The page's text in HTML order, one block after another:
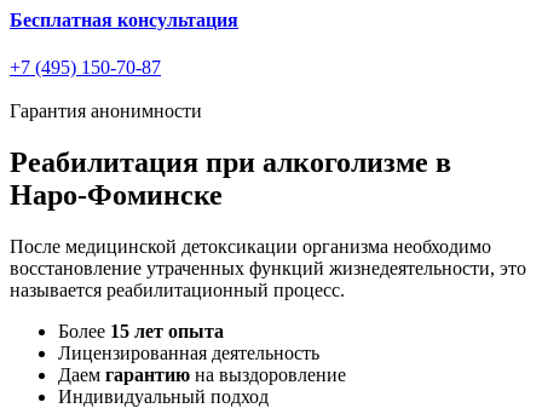
Бесплатная консультация
+7 (495) 150-70-87
Гарантия анонимности
Реабилитация при алкоголизме в
Наро-Фоминске
После медицинской детоксикации организма необходимо
восстановление утраченных функций жизнедеятельности, это
называется реабилитационный процесс.
Более 15 лет опыта
Лицензированная деятельность
Даем гарантию на выздоровление
Индивидуальный подход